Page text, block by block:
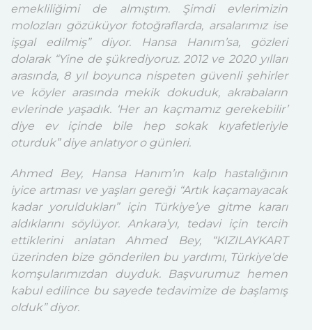
emekliliğimi de almıştım. Şimdi evlerimizin
molozları gözüküyor fotoğraflarda, arsalarımız ise
işgal edilmiş” diyor. Hansa Hanım’sa, gözleri
dolarak “Yine de şükrediyoruz. 2012 ve 2020 yılları
arasında, 8 yıl boyunca nispeten güvenli şehirler
ve köyler arasında mekik dokuduk, akrabaların
evlerinde yaşadık. ‘Her an kaçmamız gerekebilir’
diye ev içinde bile hep sokak kıyafetleriyle
oturduk” diye anlatıyor o günleri.
Ahmed Bey, Hansa Hanım’ın kalp hastalığının
iyice artması ve yaşları gereği “Artık kaçamayacak
kadar yoruldukları” için Türkiye’ye gitme kararı
aldıklarını söylüyor. Ankara’yı, tedavi için tercih
ettiklerini anlatan Ahmed Bey, “KIZILAYKART
üzerinden bize gönderilen bu yardımı, Türkiye’de
komşularımızdan duyduk. Başvurumuz hemen
kabul edilince bu sayede tedavimize de başlamış
olduk” diyor.